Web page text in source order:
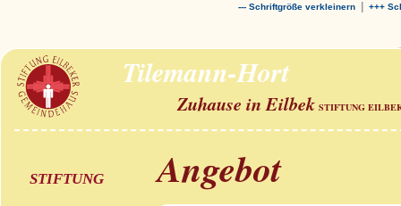
--- Schriftgröße verkleinern | +++
Tilemann-Hort
Zuhause in Eilbek STIFTUNG
STIFTUNG Angebot